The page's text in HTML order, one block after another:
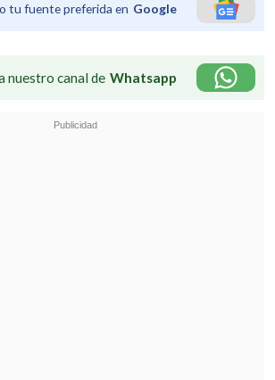
tu fuente preferida en Google
nuestro canal de Whatsapp